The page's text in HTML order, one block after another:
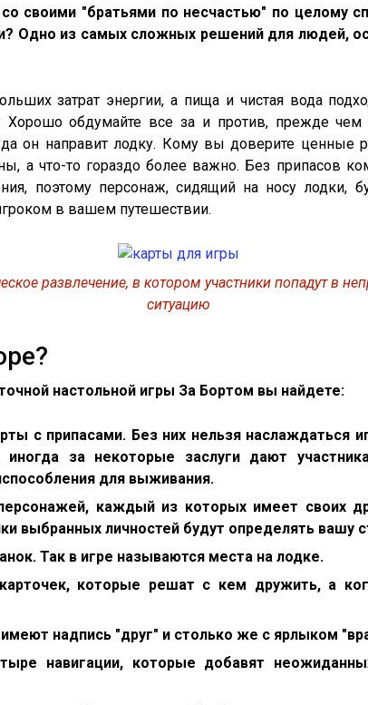
своими "братьями по несчастью" по целому
Одно из самых сложных решений для людей,
затрат энергии, а пища и чистая вода
Хорошо обдумайте все за и против, прежде чем
он направит лодку. Кому вы доверите ценные
а что-то гораздо более важно. Без припасов
поэтому персонаж, сидящий на носу лодки,
в вашем путешествии.
развлечение, в котором участники попадут в
ситуацию
настольной игры За Бортом вы найдете:
с припасами. Без них нельзя наслаждаться
иногда за некоторые заслуги дают
для выживания.
каждый из которых имеет своих
выбранных личностей будут определять вашу
Так в игре называются места на лодке.
которые решат с кем дружить, а
надпись "друг" и столько же с ярлыком
навигации, которые добавят